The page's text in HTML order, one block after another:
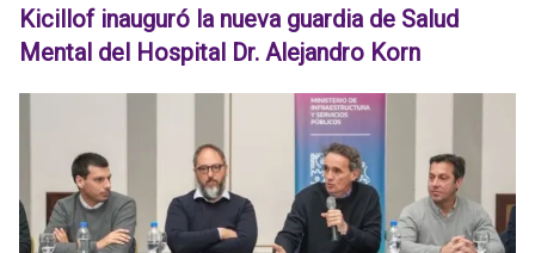
Kicillof inauguró la nueva guardia de Salud
Mental del Hospital Dr. Alejandro Korn